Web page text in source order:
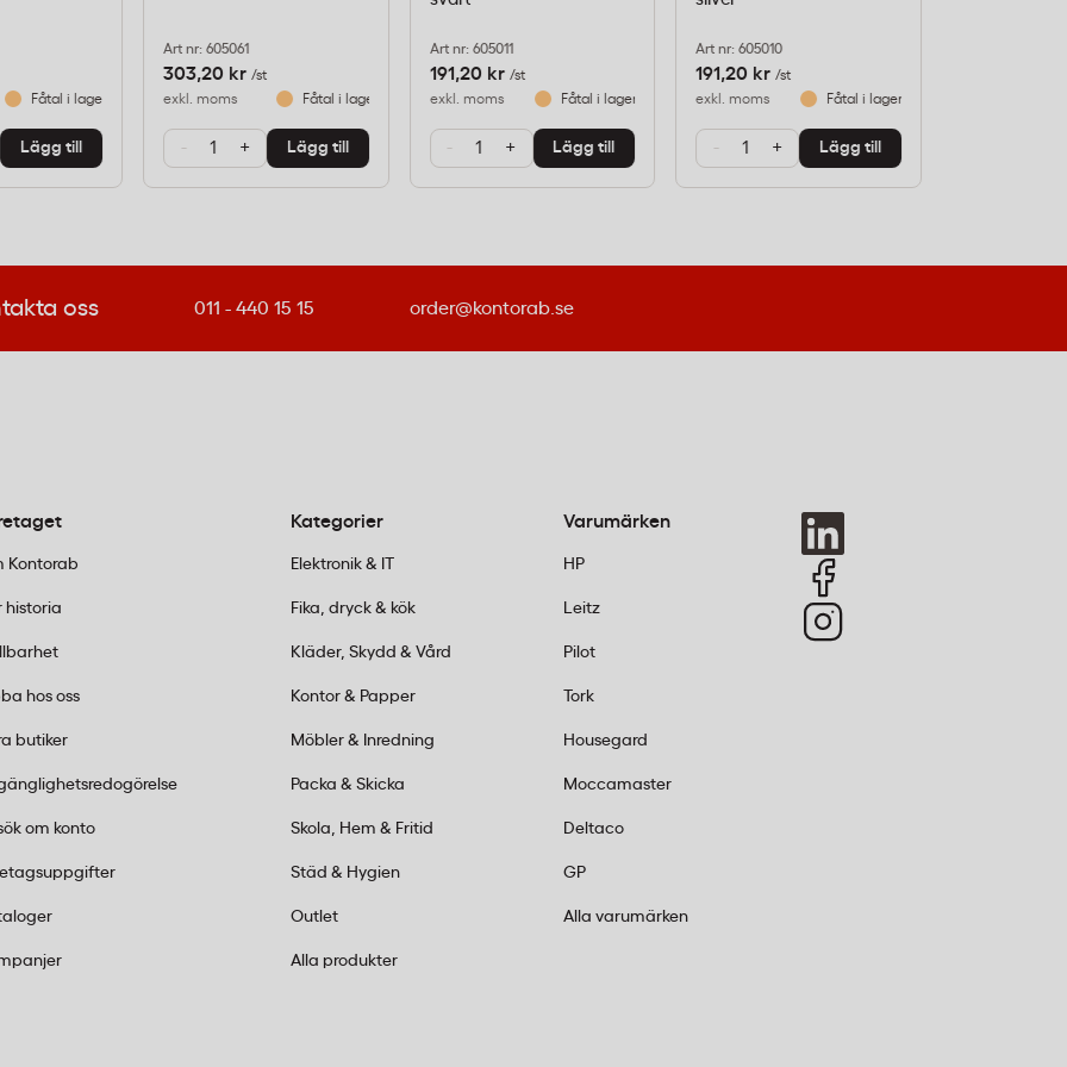
med hängkrok
för mobil och
utan att
knät
version av
och en
i var den inbyggda
(artikelnummer
med höger hand.
Fåtal i lager
Lägg till
Art nr: 605061
303,20 kr /st
exkl. moms
Fåtal i lager
- + Lägg till
Art nr: 605011
191,20 kr /st
exkl. moms
Fåtal i lager
- + Lägg till
Art nr: 605010
191,20 kr /st
exkl. moms
Fåtal i lager
- + Lägg till
oss 011 - 440 15 15 order@kontorab.se
Kontorab
historia
hos oss
butiker
om konto
Kategorier
Elektronik & IT
Fika, dryck & kök
Kläder, Skydd & Vård
Kontor & Papper
Möbler & Inredning
Packa & Skicka
Skola, Hem & Fritid
Städ & Hygien
Outlet
Alla produkter
Varumärken
HP
Leitz
Pilot
Tork
Housegard
Moccamaster
Deltaco
GP
Alla varumärken